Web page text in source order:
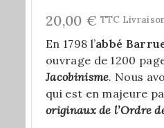
20,00 € TTC
En 1798 l’abbé
ouvrage de 1200
Jacobinisme. Nous
qui est en majeure
originaux de l’Ordre